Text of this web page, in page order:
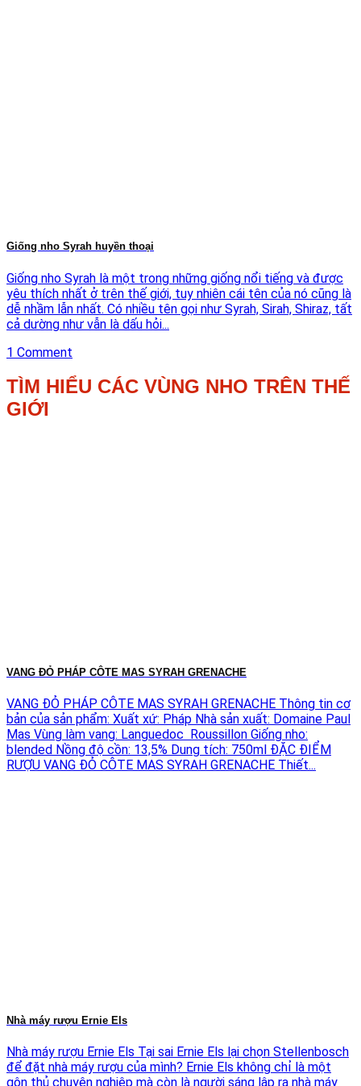
Giống nho Syrah huyền thoại
Giống nho Syrah là một trong những giống nổi tiếng và được
yêu thích nhất ở trên thế giới, tuy nhiên cái tên của nó cũng là
dễ nhầm lẫn nhất. Có nhiều tên gọi như Syrah, Sirah, Shiraz, tất
cả dường như vẫn là dấu hỏi...
1 Comment
TÌM HIỂU CÁC VÙNG NHO TRÊN THẾ
GIỚI
VANG ĐỎ PHÁP CÔTE MAS SYRAH GRENACHE
VANG ĐỎ PHÁP CÔTE MAS SYRAH GRENACHE Thông tin cơ
bản của sản phẩm: Xuất xứ: Pháp Nhà sản xuất: Domaine Paul
Mas Vùng làm vang: Languedoc Roussillon Giống nho:
blended Nồng độ cồn: 13,5% Dung tích: 750ml ĐẶC ĐIỂM
RƯỢU VANG ĐỎ CÔTE MAS SYRAH GRENACHE Thiết...
Nhà máy rượu Ernie Els
Nhà máy rượu Ernie Els Tại sai Ernie Els lại chọn Stellenbosch
để đặt nhà máy rượu của mình? Ernie Els không chỉ là một
gôn thủ chuyên nghiệp mà còn là người sáng lập ra nhà máy